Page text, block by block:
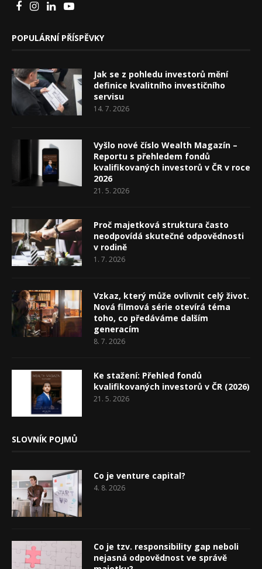
POPULÁRNÍ PŘÍSPĚVKY
Jak se z pohledu investorů mění
definice kvalitního investičního
servisu
14. 7. 2026
Vyšlo nové číslo Wealth Magazín –
Reportu s přehledem fondů
kvalifikovaných investorů v ČR v roce
2026
21. 5. 2026
Proč majetková struktura často
neodpovídá skutečné odpovědnosti
v rodině
1. 7. 2026
Vzkaz, který může ovlivnit celý život.
Nová filmová série otevírá téma
toho, co předáváme dalším
generacím
8. 7. 2026
Ke stažení: Přehled fondů
kvalifikovaných investorů v ČR (2026)
21. 5. 2026
SLOVNÍK POJMŮ
Co je venture capital?
4. 8. 2026
Co je tzv. responsibility gap neboli
nejasná odpovědnost ve správě